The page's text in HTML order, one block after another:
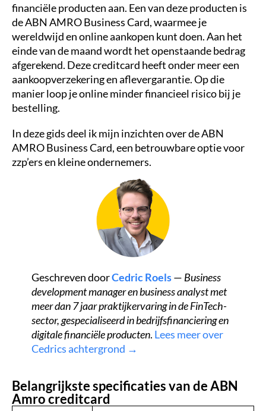
financiële producten aan. Een van deze producten is
de ABN AMRO Business Card, waarmee je
wereldwijd en online aankopen kunt doen. Aan het
einde van de maand wordt het openstaande bedrag
afgerekend. Deze creditcard heeft onder meer een
aankoopverzekering en aflevergarantie. Op die
manier loop je online minder financieel risico bij je
bestelling.
In deze gids deel ik mijn inzichten over de ABN
AMRO Business Card, een betrouwbare optie voor
zzp’ers en kleine ondernemers.
Geschreven doorCedric Roels— Business
development manager en business analyst met
meer dan 7 jaar praktijkervaring in de FinTech-
sector, gespecialiseerd in bedrijfsfinanciering en
digitale financiële producten. Lees meer over
Cedrics achtergrond →
Belangrijkste specificaties van de ABN
Amro creditcard